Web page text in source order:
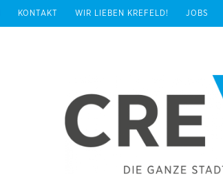
KONTAKT WIR LIEBEN KREFELD! JOBS